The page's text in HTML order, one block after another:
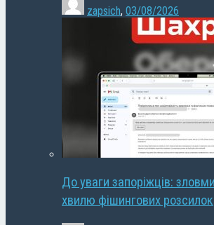
zapsich, 03/08/2026
До уваги запоріжців:
хвилю фішингових розсилок